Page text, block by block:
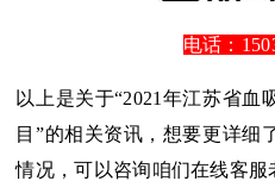
电话：
以上是关于“2021年江苏省血
目”的相关资讯，想要更详细
情况，可以咨询咱们在线客服